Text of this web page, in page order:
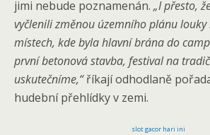
jimi nebude poznamenán. „I přesto,
vyčlenili změnou územního plánu louky
místech, kde byla hlavní brána do
první betonová stavba, festival na
uskutečníme,“říkají odhodlaně
hudební přehlídky v zemi.
slot gacor hari ini